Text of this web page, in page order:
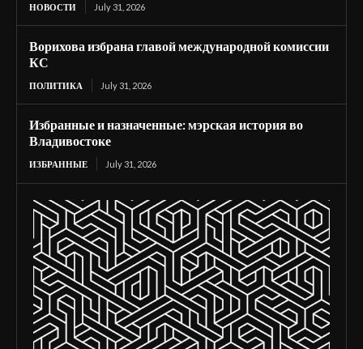
НОВОСТИ July 31, 2026
Ворихова избрана главой международной комиссии
КС
ПОЛИТИКА July 31, 2026
Избранные и назначенные: мэрская история во
Владивостоке
ИЗБРАННЫЕ July 31, 2026